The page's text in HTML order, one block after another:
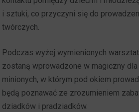
i sztuki, co przyczyni się do
twórczych.
Podczas wyżej wymienionych
zostaną wprowadzone w magiczny
minionych, w którym pod okiem
będą poznawać ze zrozumieniem
dziadków i pradziadków.